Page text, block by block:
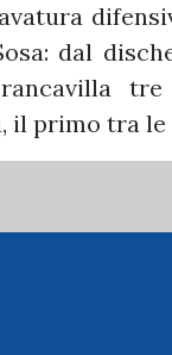
dal
il primo tra le